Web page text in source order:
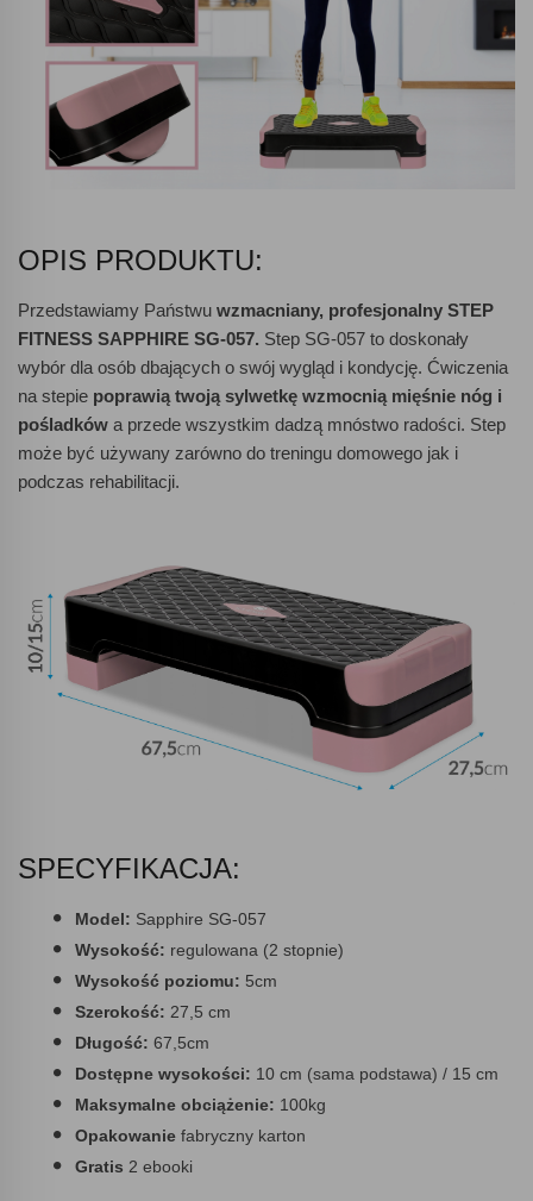
OPIS PRODUKTU:
Przedstawiamy Państwu wzmacniany, profesjonalny STEP
FITNESS SAPPHIRE SG-057. Step SG-057 to doskonały
wybór dla osób dbających o swój wygląd i kondycję. Ćwiczenia
na stepie poprawią twoją sylwetkę wzmocnią mięśnie nóg i
pośladków a przede wszystkim dadzą mnóstwo radości. Step
może być używany zarówno do treningu domowego jak i
podczas rehabilitacji.
SPECYFIKACJA:
Model: Sapphire SG-057
Wysokość: regulowana (2 stopnie)
Wysokość poziomu: 5cm
Szerokość: 27,5 cm
Długość: 67,5cm
Dostępne wysokości: 10 cm (sama podstawa) / 15 cm
Maksymalne obciążenie: 100kg
Opakowanie fabryczny karton
Gratis 2 ebooki